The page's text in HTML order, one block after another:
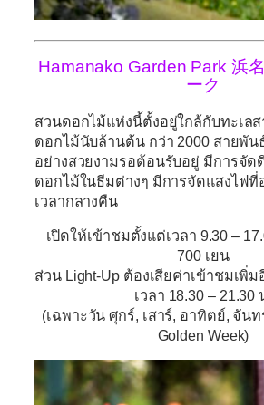
Hamanako Garden Park 浜
ーク
สวนดอกไม้แห่งนี้ตั้งอยู่ใกล้กับทะเลส
ดอกไม้นับล้านต้น กว่า 2000 สายพัน
อย่างสวยงามรอต้อนรับอยู่ มีการจัด
ดอกไม้ในธีมต่างๆ มีการจัดแสงไฟ
เวลากลางคืน
เปิดให้เข้าชมตั้งแต่เวลา 9.30 –
700 เยน
ส่วน Light-Up ต้องเสียค่าเข้าชมเพิ่ม
เวลา 18.30 – 21.30
(เฉพาะวัน ศุกร์, เสาร์, อาทิตย์, จัน
Golden Week)